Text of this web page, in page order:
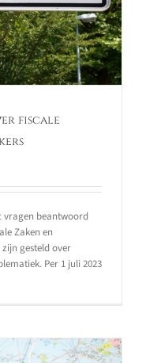
fiscale
vragen beantwoord
Zaken en
gesteld over
Per 1 juli 2023